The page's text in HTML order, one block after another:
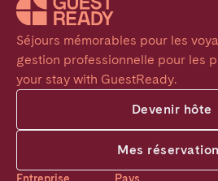
Séjours mémorables pour les
gestion professionnelle pour les
your stay with GuestReady.
Devenir hôte
Mes